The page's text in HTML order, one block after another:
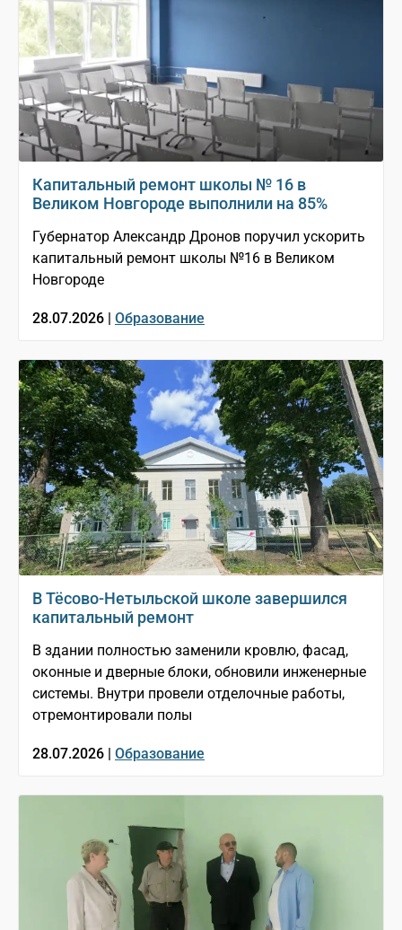
Капитальный ремонт школы № 16 в
Великом Новгороде выполнили на 85%
Губернатор Александр Дронов поручил ускорить
капитальный ремонт школы №16 в Великом
Новгороде
28.07.2026 | Образование
В Тёсово-Нетыльской школе завершился
капитальный ремонт
В здании полностью заменили кровлю, фасад,
оконные и дверные блоки, обновили инженерные
системы. Внутри провели отделочные работы,
отремонтировали полы
28.07.2026 | Образование